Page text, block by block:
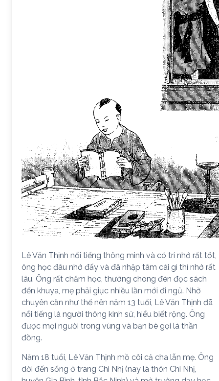
Lê Văn Thịnh nổi tiếng thông minh và có trí nhớ rất tốt,
ông học đâu nhớ đấy và đã nhập tâm cái gì thì nhớ rất
lâu. Ông rất chăm học, thường chong đèn đọc sách
đến khuya, mẹ phải giục nhiều lần mới đi ngủ. Nhờ
chuyên cần như thế nên năm 13 tuổi, Lê Văn Thịnh đã
nổi tiếng là người thông kinh sử, hiểu biết rộng. Ông
được mọi người trong vùng và bạn bè gọi là thần
đồng.
Năm 18 tuổi, Lê Văn Thịnh mồ côi cả cha lẫn mẹ. Ông
dời đến sống ở trang Chi Nhị (nay là thôn Chi Nhị,